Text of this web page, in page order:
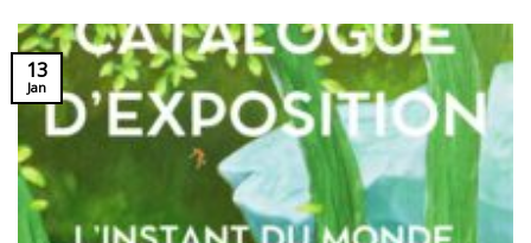
13
Jan